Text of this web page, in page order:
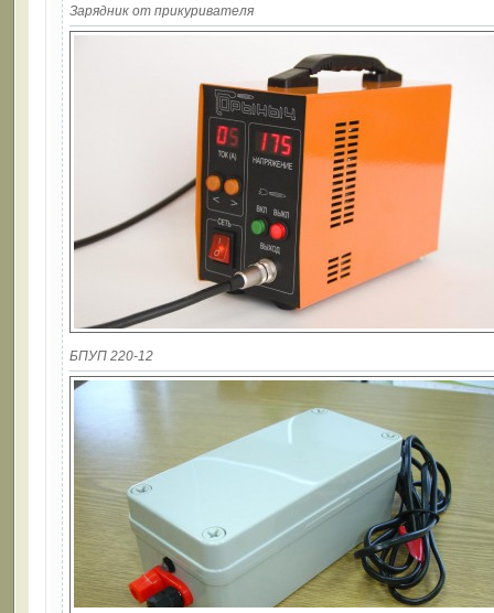
Зарядник от прикуривателя
БПУП 220-12